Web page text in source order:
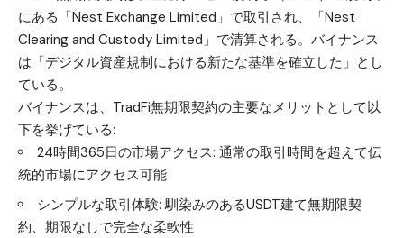
にある「Nest Exchange Limited」で取引され、「Nest
Clearing and Custody Limited」で清算される。バイナンス
は「デジタル資産規制における新たな基準を確立した」とし
ている。
バイナンスは、TradFi無期限契約の主要なメリットとして以
下を挙げている:
24時間365日の市場アクセス: 通常の取引時間を超えて伝
統的市場にアクセス可能
シンプルな取引体験: 馴染みのあるUSDT建て無期限契
約、期限なしで完全な柔軟性